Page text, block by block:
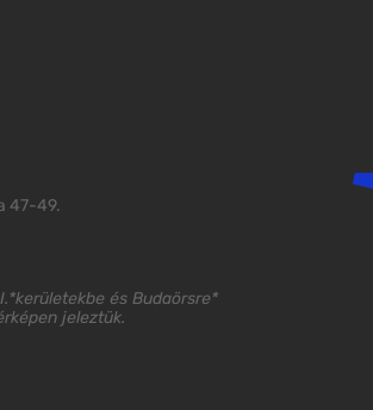
47-49.
és Budaörsre*
jeleztük.